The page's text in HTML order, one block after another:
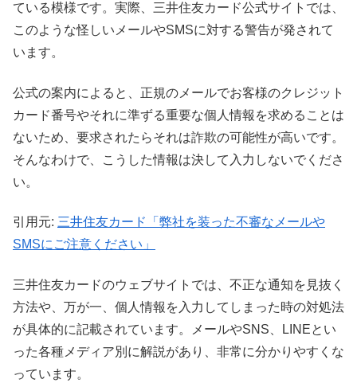
ている模様です。実際、三井住友カード公式サイトでは、
このような怪しいメールやSMSに対する警告が発されて
います。
公式の案内によると、正規のメールでお客様のクレジット
カード番号やそれに準ずる重要な個人情報を求めることは
ないため、要求されたらそれは詐欺の可能性が高いです。
そんなわけで、こうした情報は決して入力しないでくださ
い。
引用元: 三井住友カード「弊社を装った不審なメールや
SMSにご注意ください」
三井住友カードのウェブサイトでは、不正な通知を見抜く
方法や、万が一、個人情報を入力してしまった時の対処法
が具体的に記載されています。メールやSNS、LINEとい
った各種メディア別に解説があり、非常に分かりやすくな
っています。